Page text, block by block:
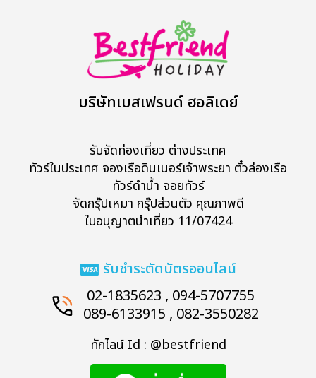
บริษัทเบสเฟรนด์ ฮอลิเดย์
รับจัดท่องเที่ยว ต่างประเทศ
ทัวร์ในประเทศ จองเรือดินเนอร์เจ้าพระยา ตั๋วล่องเรือ
ทัวร์ดำน้ำ จอยทัวร์
จัดกรุ๊ปเหมา กรุ๊ปส่วนตัว คุณภาพดี
ใบอนุญาตนำเที่ยว 11/07424
รับชำระตัดบัตรออนไลน์
02-1835623 , 094-5707755
089-6133915 , 082-3550282
ทักไลน์ Id : @bestfriend